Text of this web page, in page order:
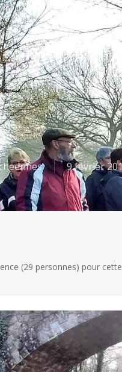
Accueil
9 février
(29 personnes) pour